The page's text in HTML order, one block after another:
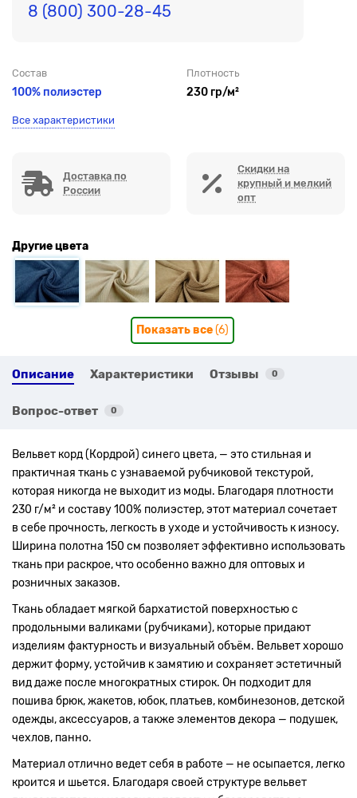
8 (800) 300-28-45
Состав
100% полиэстер
Плотность
230 гр/м²
Все характеристики
Доставка по
России
Скидки на
крупный и мелкий
опт
Другие цвета
Показать все(6)
Описание Характеристики Отзывы 0
Вопрос-ответ 0
Вельвет корд (Кордрой) синего цвета, — это стильная и
практичная ткань с узнаваемой рубчиковой текстурой,
которая никогда не выходит из моды. Благодаря плотности
230 г/м² и составу 100% полиэстер, этот материал сочетает
в себе прочность, легкость в уходе и устойчивость к износу.
Ширина полотна 150 см позволяет эффективно использовать
ткань при раскрое, что особенно важно для оптовых и
розничных заказов.
Ткань обладает мягкой бархатистой поверхностью с
продольными валиками (рубчиками), которые придают
изделиям фактурность и визуальный объём. Вельвет хорошо
держит форму, устойчив к замятию и сохраняет эстетичный
вид даже после многократных стирок. Он подходит для
пошива брюк, жакетов, юбок, платьев, комбинезонов, детской
одежды, аксессуаров, а также элементов декора — подушек,
чехлов, панно.
Материал отлично ведет себя в работе — не осыпается, легко
кроится и шьется. Благодаря своей структуре вельвет